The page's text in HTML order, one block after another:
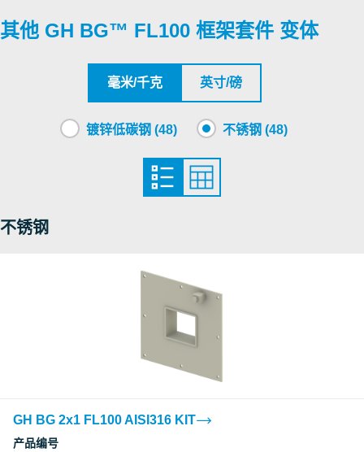
Underwriters Laboratories Inc.
Underwriters Laboratories Inc.
RECTANGULAR RM SYSTEMS (zh) PDF
其他 GH BG™ FL100 框架套件 变体
毫米/千克 英寸/磅
镀锌低碳钢 (48) 不锈钢 (48)
不锈钢
GH BG 2x1 FL100 AISI316 KIT
产品编号